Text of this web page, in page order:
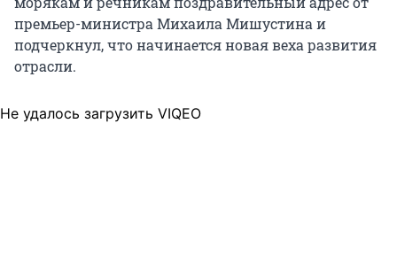
премьер-министра Михаила Мишустина и
подчеркнул, что начинается новая веха развития
отрасли.
Не удалось загрузить VIQEO